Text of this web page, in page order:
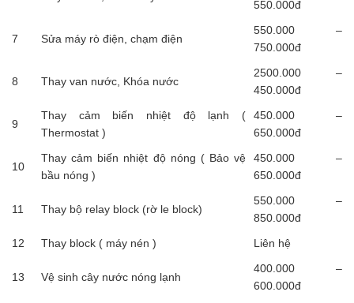
550.000đ
7 Sửa máy rò điện, chạm điện
550.000 –
750.000đ
8 Thay van nước, Khóa nước
2500.000 –
450.000đ
9
Thay cảm biến nhiệt độ lạnh (
Thermostat )
450.000 –
650.000đ
10
Thay cảm biến nhiệt độ nóng ( Bảo vệ
bầu nóng )
450.000 –
650.000đ
11 Thay bộ relay block (rờ le block)
550.000 –
850.000đ
12
Thay block ( máy nén ) Liên hệ
13 Vệ sinh cây nước nóng lạnh
400.000 –
600.000đ